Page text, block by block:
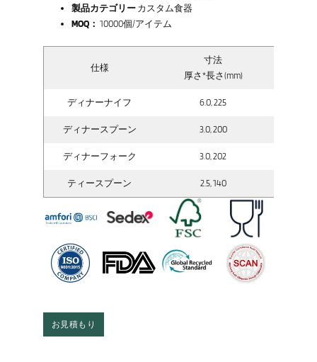
製品カテゴリーカスタム食器
MOQ： 10000個/アイテム
仕様
寸法
厚さ*長さ(mm)
ディナーナイフ 6.0, 225
ディナースプーン 3.0, 200
ディナーフォーク 3.0, 202
ティースプーン 2.5, 140
お見積もり